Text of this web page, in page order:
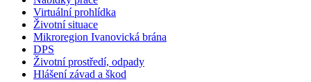
Virtuální prohlídka
Životní situace
Mikroregion Ivanovická brána
DPS
Životní prostředí, odpady
Hlášení závad a škod